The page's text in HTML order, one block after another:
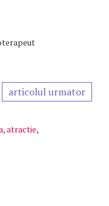
articolul urmator
,atractie,